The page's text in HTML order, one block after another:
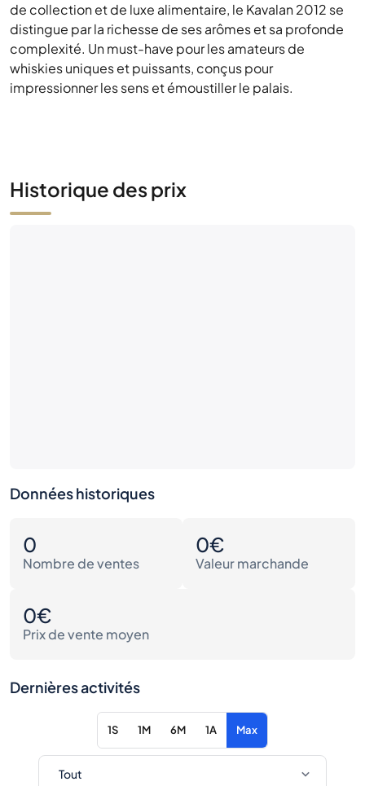
de collection et de luxe alimentaire, le Kavalan 2012 se
distingue par la richesse de ses arômes et sa profonde
complexité. Un must-have pour les amateurs de
whiskies uniques et puissants, conçus pour
impressionner les sens et émoustiller le palais.
Historique des prix
Données historiques
0
Nombre de ventes
0€
Valeur marchande
0€
Prix de vente moyen
Dernières activités
1S 1M 6M 1A Max